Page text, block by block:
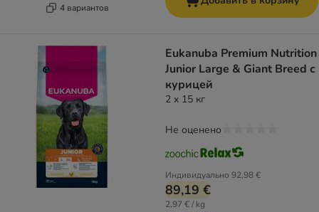
4 вариантов
Eukanuba Premium Nutrition
Junior Large & Giant Breed с
курицей
2 x 15 кг
Индивидуально 92,98 €
89,19 €
2,97 € / kg
Не оценено